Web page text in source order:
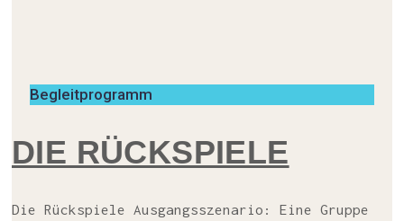
Begleitprogramm
DIE RÜCK­SPIE­LE
Die Rück­spie­le Aus­gangs­sze­na­rio: Eine Grup­pe